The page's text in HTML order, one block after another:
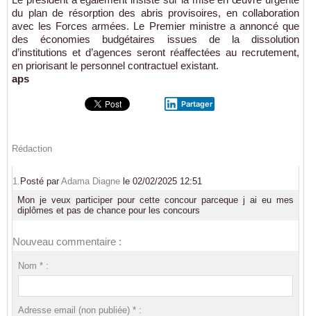
du plan de résorption des abris provisoires, en collaboration
avec les Forces armées. Le Premier ministre a annoncé que
des économies budgétaires issues de la dissolution
d’institutions et d’agences seront réaffectées au recrutement,
en priorisant le personnel contractuel existant.
aps
Partager
Rédaction
1. Posté par Adama Diagne le 02/02/2025 12:51
Mon je veux participer pour cette concour parceque j ai eu mes
diplômes et pas de chance pour les concours
Nouveau commentaire :
Nom * :
Adresse email (non publiée) * :